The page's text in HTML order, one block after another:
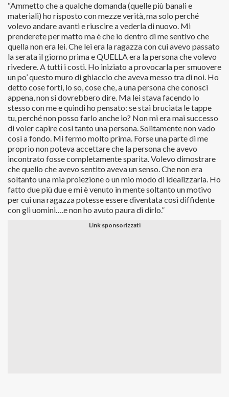
“Ammetto che a qualche domanda (quelle più banali e
materiali) ho risposto con mezze verità, ma solo perché
volevo andare avanti e riuscire a vederla di nuovo. Mi
prenderete per matto ma è che io dentro di me sentivo che
quella non era lei. Che lei era la ragazza con cui avevo passato
la serata il giorno prima e QUELLA era la persona che volevo
rivedere. A tutti i costi. Ho iniziato a provocarla per smuovere
un po’ questo muro di ghiaccio che aveva messo tra di noi. Ho
detto cose forti, lo so, cose che, a una persona che conosci
appena, non si dovrebbero dire. Ma lei stava facendo lo
stesso con me e quindi ho pensato: se stai bruciata le tappe
tu, perché non posso farlo anche io? Non mi era mai successo
di voler capire così tanto una persona. Solitamente non vado
così a fondo. Mi fermo molto prima. Forse una parte di me
proprio non poteva accettare che la persona che avevo
incontrato fosse completamente sparita. Volevo dimostrare
che quello che avevo sentito aveva un senso. Che non era
soltanto una mia proiezione o un mio modo di idealizzarla. Ho
fatto due più due e mi è venuto in mente soltanto un motivo
per cui una ragazza potesse essere diventata così diffidente
con gli uomini….e non ho avuto paura di dirlo.”